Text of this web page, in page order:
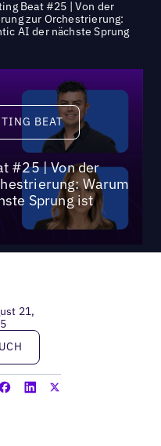
Beat #25 | Von der
zur Orchestrierung:
AI der nächste Sprung
Marketing Beat
BEAT
#25 | Von der
Warum
Sprung ist
21,